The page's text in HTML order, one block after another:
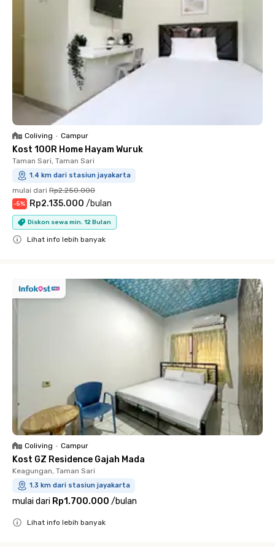
Coliving • Campur
Kost 100R Home Hayam Wuruk
Taman Sari, Taman Sari
1.4 km dari stasiun jayakarta
mulai dari Rp2.250.000
-5% Rp2.135.000 /bulan
Diskon sewa min. 12 Bulan
Lihat info lebih banyak
Coliving • Campur
Kost GZ Residence Gajah Mada
Keagungan, Taman Sari
1.3 km dari stasiun jayakarta
mulai dari Rp1.700.000 /bulan
Lihat info lebih banyak